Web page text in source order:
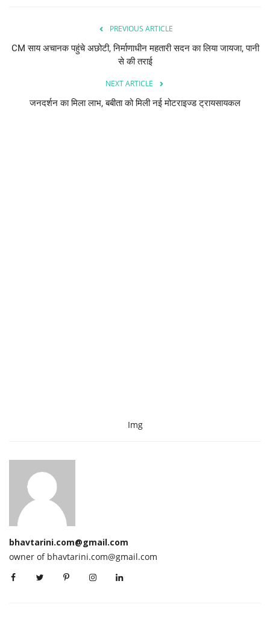
PREVIOUS ARTICLE
CM साय अचानक पहुंचे अछोटी, निर्माणाधीन महतारी सदन का लिया जायजा, पानी
से की तराई
NEXT ARTICLE
जनदर्शन का मिला लाभ, बबीता को मिली नई मोटराइज्ड ट्रायसायकल
Img
bhavtarini.com@gmail.com
owner of bhavtarini.com@gmail.com